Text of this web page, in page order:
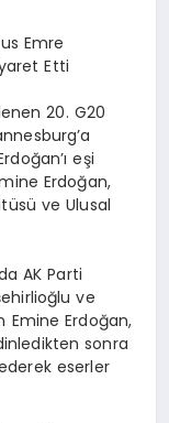
Emre
Etti
20. G20
eşi
Erdoğan,
ve Ulusal
AK Parti
ve
Emine Erdoğan,
sonra
eserler